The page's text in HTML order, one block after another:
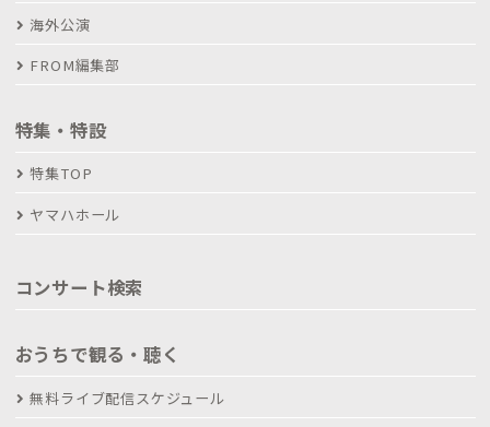
海外公演
FROM編集部
特集・特設
特集TOP
ヤマハホール
コンサート検索
おうちで観る・聴く
無料ライブ配信スケジュール